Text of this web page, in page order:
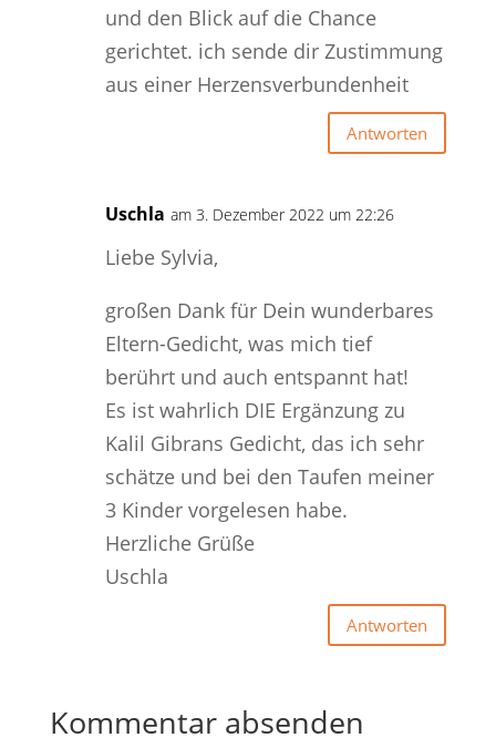
und den Blick auf die Chance
gerichtet. ich sende dir Zustimmung
aus einer Herzensverbundenheit
Antworten
Uschla am 3. Dezember 2022 um 22:26
Liebe Sylvia,
großen Dank für Dein wunderbares
Eltern-Gedicht, was mich tief
berührt und auch entspannt hat!
Es ist wahrlich DIE Ergänzung zu
Kalil Gibrans Gedicht, das ich sehr
schätze und bei den Taufen meiner
3 Kinder vorgelesen habe.
Herzliche Grüße
Uschla
Antworten
Kommentar absenden